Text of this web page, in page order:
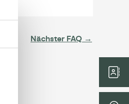
Nächster FAQ →